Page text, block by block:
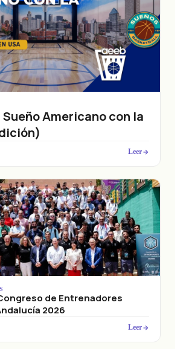
Americano con la
Leer
de Entrenadores
2026
Leer